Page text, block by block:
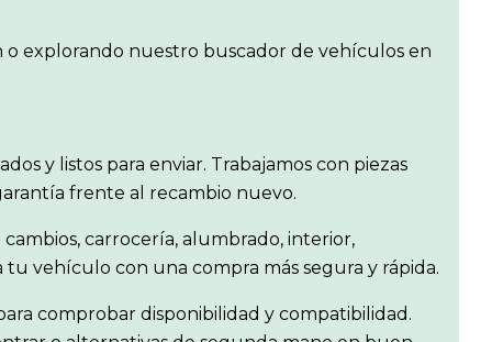
explorando nuestro buscador de vehículos en
y listos para enviar. Trabajamos con piezas
frente al recambio nuevo.
carrocería, alumbrado, interior,
vehículo con una compra más segura y rápida.
comprobar disponibilidad y compatibilidad.